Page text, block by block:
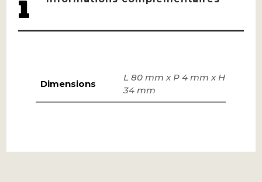
Dimensions
L 80 mm x P 4 mm x H
34 mm